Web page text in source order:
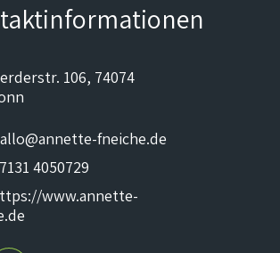
106, 74074
fneiche.de
4050729
www.annette-